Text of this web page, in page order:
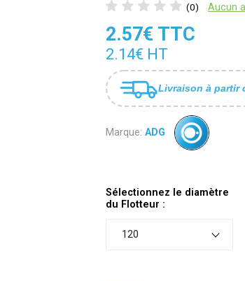
(0) Aucun
2.57€ TTC
2.14€ HT
Livraison à partir
Marque: ADG
Sélectionnez le diamètre
du Flotteur :
120